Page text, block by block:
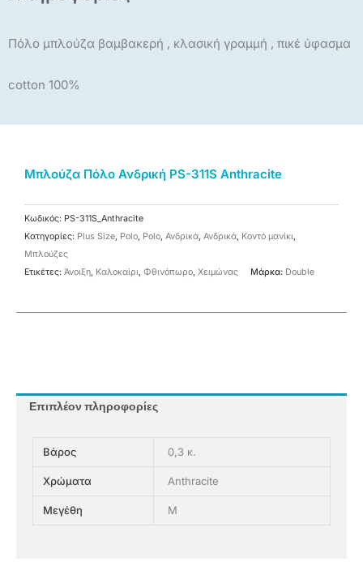
Πόλο μπλούζα βαμβακερή , κλασική γραμμή , πικέ ύφασμα
cotton 100%
Μπλούζα Πόλο Ανδρική PS-311S Anthracite
Κωδικός: PS-311S_Anthracite
Κατηγορίες: Plus Size Polo Polo Ανδρικά Ανδρικά Κοντό μανίκι
Μπλούζες
Ετικέτες: Άνοιξη Καλοκαίρι Φθινόπωρο Χειμώνας Μάρκα: Double
Επιπλέον πληροφορίες
Βάρος 0,3 κ.
Χρώματα Anthracite
Μεγέθη M